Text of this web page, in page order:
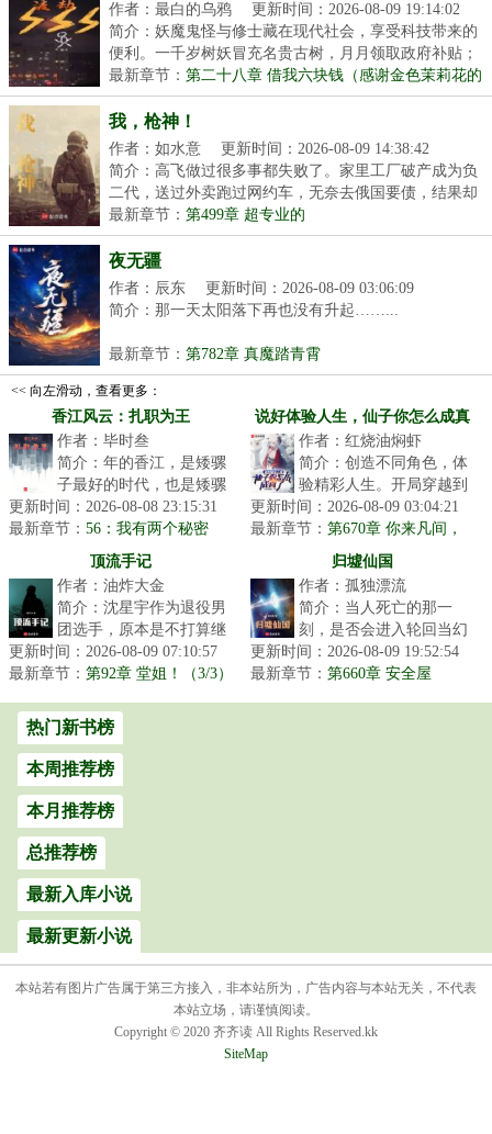
作者：最白的乌鸦
更新时间：2026-08-09 19:14:02
简介：妖魔鬼怪与修士藏在现代社会，享受科技带来的
便利。一千岁树妖冒充名贵古树，月月领取政府补贴；
八...
最新章节： 第二十八章 借我六块钱（感谢金色茉莉花的
盟主）
我，枪神！
作者：如水意
更新时间：2026-08-09 14:38:42
简介：高飞做过很多事都失败了。家里工厂破产成为负
二代，送过外卖跑过网约车，无奈去俄国要债，结果却
被...
最新章节： 第499章 超专业的
夜无疆
作者：辰东
更新时间：2026-08-09 03:06:09
简介：那一天太阳落下再也没有升起……...
最新章节： 第782章 真魔踏青霄
<< 向左滑动，查看更多：
香江风云：扎职为王
作者：毕时叁
简介：年的香江，是矮骡
子最好的时代，也是矮骡
子最糟糕的时代。
Tobeornottobe这个问题，
摆在了穿越回来...
更新时间：2026-08-08 23:15:31
最新章节： 56：我有两个秘密
说好体验人生，仙子你怎么成真
了
作者：红烧油焖虾
简介：创造不同角色，体
验精彩人生。开局穿越到
一个被架空的吉祥物皇帝
身上，通过百世书体验不
同的人生，...
更新时间：2026-08-09 03:04:21
最新章节： 第670章 你来凡间，
就是管这些闲事的吗？
顶流手记
作者：油炸大金
简介：沈星宇作为退役男
团选手，原本是不打算继
续混圈子了…怎么也没想
到原本打算捞一笔就走的
更新时间：2026-08-09 07:10:57
最新章节： 第92章 堂姐！（3/3）
归墟仙国
作者：孤独漂流
简介：当人死亡的那一
刻，是否会进入轮回当幻
想被众生铭记，是否能幻
想成真当权贵和平民同
更新时间：2026-08-09 19:52:54
最新章节： 第660章 安全屋
热门新书榜
本周推荐榜
本月推荐榜
总推荐榜
最新入库小说
最新更新小说
本站若有图片广告属于第三方接入，非本站所为，广告内容与本站无关，不代表
本站立场，请谨慎阅读。
Copyright © 2020 齐齐读 All Rights Reserved.kk
SiteMap